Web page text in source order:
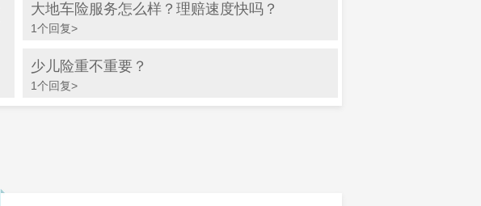
大地车险服务怎么样？理赔速度快吗？
1个回复>
少儿险重不重要？
1个回复>